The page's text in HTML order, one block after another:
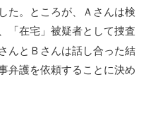
た。ところが、Ａさんは検
「在宅」被疑者として捜査
んとＢさんは話し合った結
弁護を依頼することに決め